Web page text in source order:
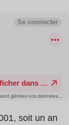
soit un an